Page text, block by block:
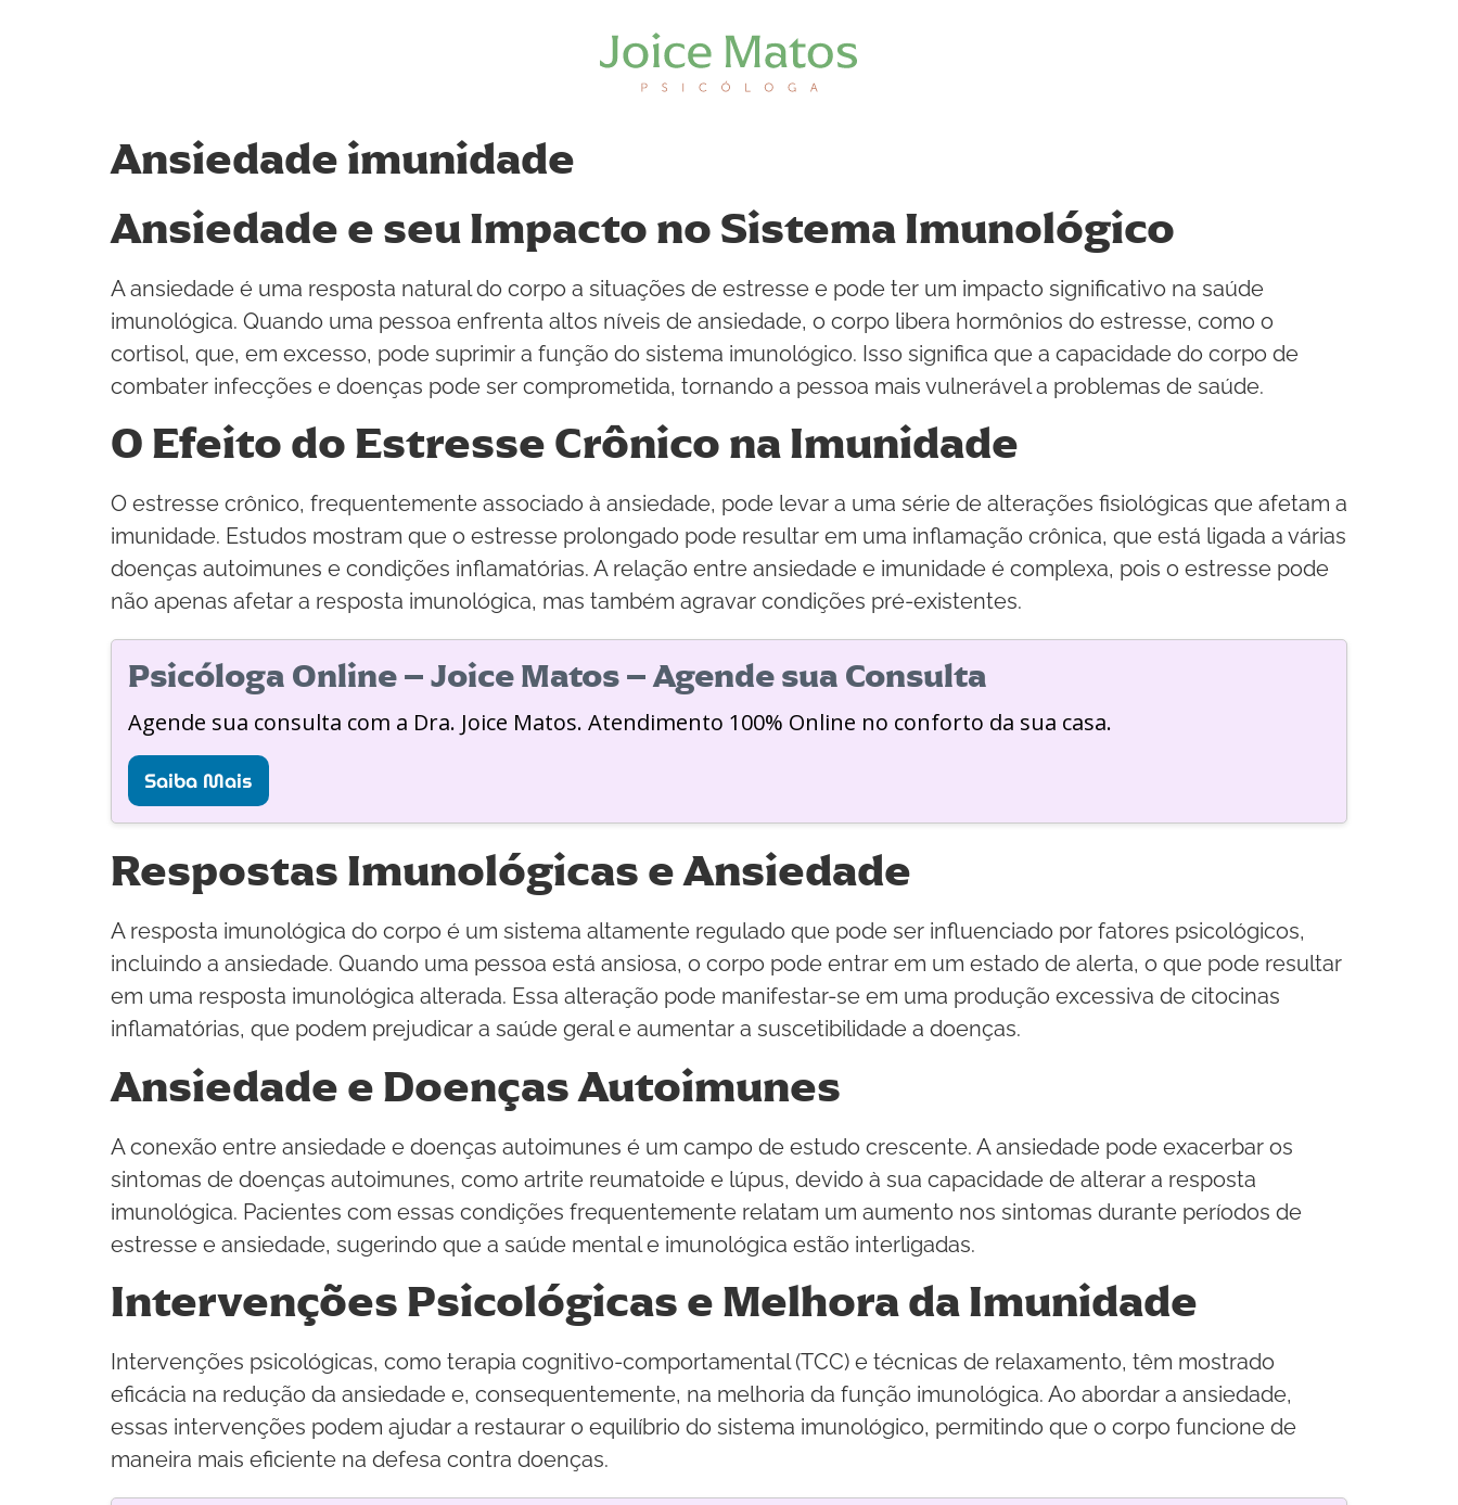
Ansiedade imunidade
Ansiedade e seu Impacto no Sistema Imunológico
A ansiedade é uma resposta natural do corpo a situações de estresse e pode ter um impacto significativo na saúde
imunológica. Quando uma pessoa enfrenta altos níveis de ansiedade, o corpo libera hormônios do estresse, como o
cortisol, que, em excesso, pode suprimir a função do sistema imunológico. Isso significa que a capacidade do corpo de
combater infecções e doenças pode ser comprometida, tornando a pessoa mais vulnerável a problemas de saúde.
O Efeito do Estresse Crônico na Imunidade
O estresse crônico, frequentemente associado à ansiedade, pode levar a uma série de alterações fisiológicas que afetam a
imunidade. Estudos mostram que o estresse prolongado pode resultar em uma inflamação crônica, que está ligada a várias
doenças autoimunes e condições inflamatórias. A relação entre ansiedade e imunidade é complexa, pois o estresse pode
não apenas afetar a resposta imunológica, mas também agravar condições pré-existentes.
Psicóloga Online – Joice Matos – Agende sua Consulta
Agende sua consulta com a Dra. Joice Matos. Atendimento 100% Online no conforto da sua casa.
Saiba Mais
Respostas Imunológicas e Ansiedade
A resposta imunológica do corpo é um sistema altamente regulado que pode ser influenciado por fatores psicológicos,
incluindo a ansiedade. Quando uma pessoa está ansiosa, o corpo pode entrar em um estado de alerta, o que pode resultar
em uma resposta imunológica alterada. Essa alteração pode manifestar-se em uma produção excessiva de citocinas
inflamatórias, que podem prejudicar a saúde geral e aumentar a suscetibilidade a doenças.
Ansiedade e Doenças Autoimunes
A conexão entre ansiedade e doenças autoimunes é um campo de estudo crescente. A ansiedade pode exacerbar os
sintomas de doenças autoimunes, como artrite reumatoide e lúpus, devido à sua capacidade de alterar a resposta
imunológica. Pacientes com essas condições frequentemente relatam um aumento nos sintomas durante períodos de
estresse e ansiedade, sugerindo que a saúde mental e imunológica estão interligadas.
Intervenções Psicológicas e Melhora da Imunidade
Intervenções psicológicas, como terapia cognitivo-comportamental (TCC) e técnicas de relaxamento, têm mostrado
eficácia na redução da ansiedade e, consequentemente, na melhoria da função imunológica. Ao abordar a ansiedade,
essas intervenções podem ajudar a restaurar o equilíbrio do sistema imunológico, permitindo que o corpo funcione de
maneira mais eficiente na defesa contra doenças.